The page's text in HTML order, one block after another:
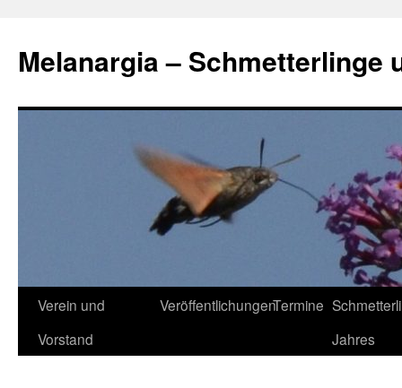
springen
Melanargia – Schmetterlinge
Verein und
Vorstand
VeröffentlichungenTermine
Jahres